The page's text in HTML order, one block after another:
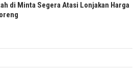
di Minta Segera Atasi Lonjakan Harga